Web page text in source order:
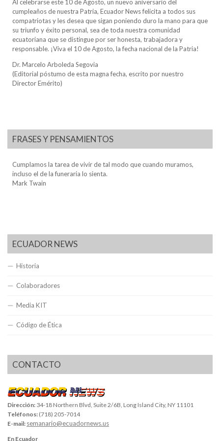
Al celebrarse este 10 de Agosto, un nuevo aniversario del
cumpleaños de nuestra Patria, Ecuador News felicita a todos sus
compatriotas y les desea que sigan poniendo duro la mano para que
su triunfo y éxito personal, sea de toda nuestra comunidad
ecuatoriana que se distingue por ser honesta, trabajadora y
responsable. ¡Viva el 10 de Agosto, la fecha nacional de la Patria!
Dr. Marcelo Arboleda Segovia
(Editorial póstumo de esta magna fecha, escrito por nuestro
Director Emérito)
FRASES Y PENSAMIENTOS
Cumplamos la tarea de vivir de tal modo que cuando muramos,
incluso el de la funeraria lo sienta.
Mark Twain
ECUADOR NEWS
Historia
Colaboradores
Media KIT
Código de Ética
CONTACTO
Dirección: 34-18 Northern Blvd, Suite 2/6B, Long Island City, NY 11101
Teléfonos: (718) 205-7014
E-mail: semanario@ecuadornews.us
En Ecuador